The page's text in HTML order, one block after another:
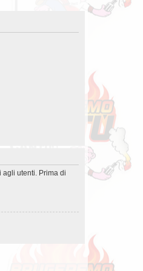
agli utenti. Prima di